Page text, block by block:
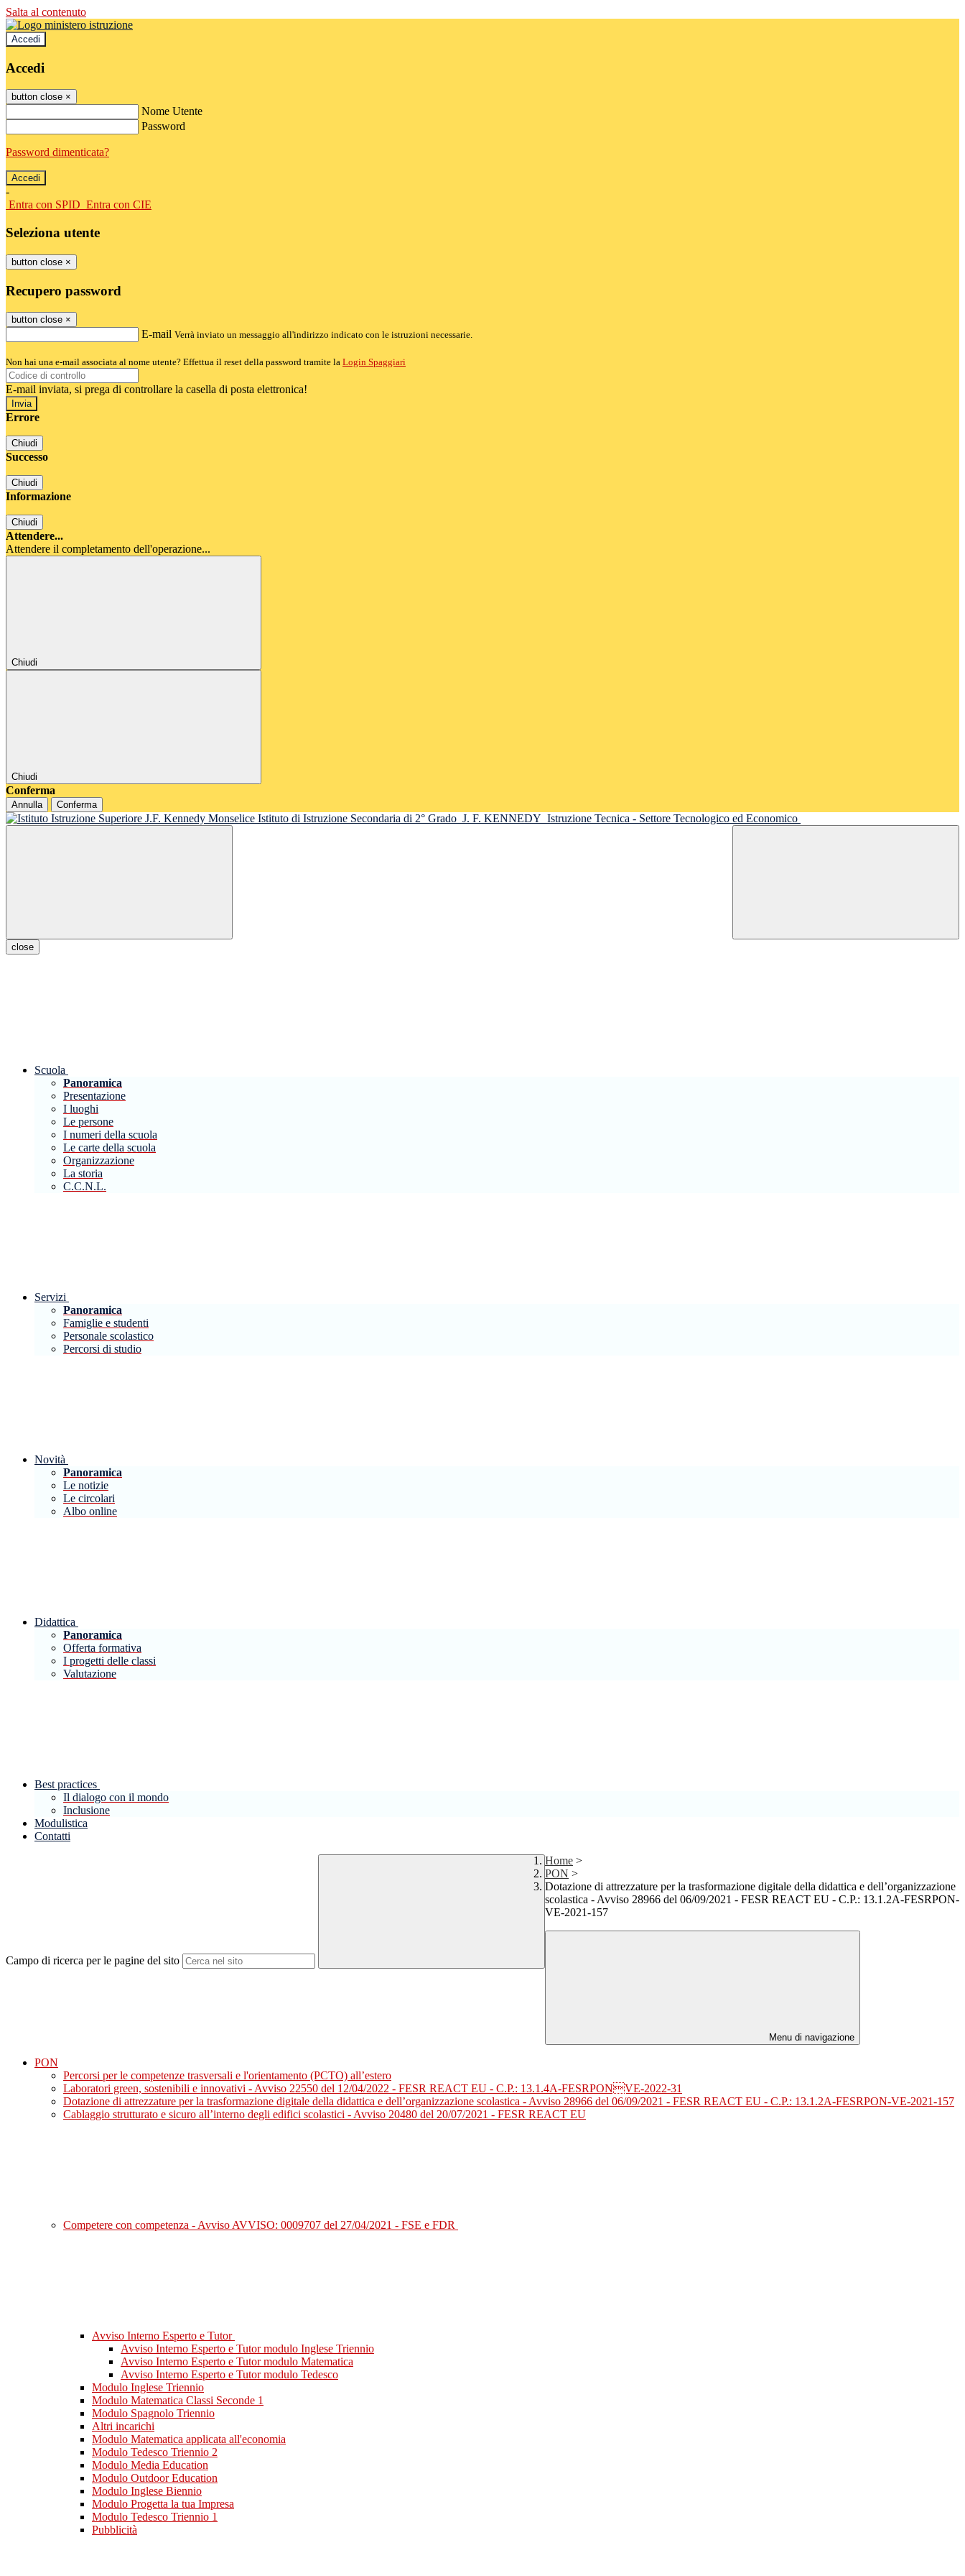
Salta al contenuto
Accedi
Accedi
button close ×
Nome Utente
Password
Password dimenticata?
-
Entra con SPID Entra con CIE
Seleziona utente
button close ×
Recupero password
button close ×
E-mail Verrà inviato un messaggio all'indirizzo indicato con le istruzioni necessarie.
Non hai una e-mail associata al nome utente? Effettua il reset della password tramite la Login Spaggiari
E-mail inviata, si prega di controllare la casella di posta elettronica!
Errore
Chiudi
Successo
Chiudi
Informazione
Chiudi
Attendere...
Attendere il completamento dell'operazione...
Chiudi
Chiudi
Conferma
Annulla Conferma
Istituto di Istruzione Secondaria di 2° Grado J. F. KENNEDY Istruzione Tecnica - Settore Tecnologico ed Economico
close
Scuola
Panoramica
Presentazione
I luoghi
Le persone
I numeri della scuola
Le carte della scuola
Organizzazione
La storia
C.C.N.L.
Servizi
Panoramica
Famiglie e studenti
Personale scolastico
Percorsi di studio
Novità
Panoramica
Le notizie
Le circolari
Albo online
Didattica
Panoramica
Offerta formativa
I progetti delle classi
Valutazione
Best practices
Il dialogo con il mondo
Inclusione
Modulistica
Contatti
Campo di ricerca per le pagine del sito
Home >
PON >
Dotazione di attrezzature per la trasformazione digitale della didattica e dell’organizzazione
scolastica - Avviso 28966 del 06/09/2021 - FESR REACT EU - C.P.: 13.1.2A-FESRPON-
VE-2021-157
Menu di navigazione
PON
Percorsi per le competenze trasversali e l'orientamento (PCTO) all’estero
Laboratori green, sostenibili e innovativi - Avviso 22550 del 12/04/2022 - FESR REACT EU - C.P.: 13.1.4A-FESRPONVE-2022-31
Dotazione di attrezzature per la trasformazione digitale della didattica e dell’organizzazione scolastica - Avviso 28966 del 06/09/2021 - FESR REACT EU - C.P.: 13.1.2A-FESRPON-VE-2021-157
Cablaggio strutturato e sicuro all’interno degli edifici scolastici - Avviso 20480 del 20/07/2021 - FESR REACT EU
Competere con competenza - Avviso AVVISO: 0009707 del 27/04/2021 - FSE e FDR
Avviso Interno Esperto e Tutor
Avviso Interno Esperto e Tutor modulo Inglese Triennio
Avviso Interno Esperto e Tutor modulo Matematica
Avviso Interno Esperto e Tutor modulo Tedesco
Modulo Inglese Triennio
Modulo Matematica Classi Seconde 1
Modulo Spagnolo Triennio
Altri incarichi
Modulo Matematica applicata all'economia
Modulo Tedesco Triennio 2
Modulo Media Education
Modulo Outdoor Education
Modulo Inglese Biennio
Modulo Progetta la tua Impresa
Modulo Tedesco Triennio 1
Pubblicità